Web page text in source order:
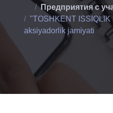
Предприятия с
"TOSHKENT
aksiyadorlik jamiyati